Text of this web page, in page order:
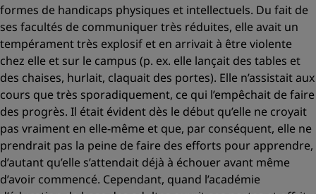
formes de handicaps physiques et intellectuels. Du fait de
ses facultés de communiquer très réduites, elle avait un
tempérament très explosif et en arrivait à être violente
chez elle et sur le campus (p. ex. elle lançait des tables et
des chaises, hurlait, claquait des portes). Elle n’assistait aux
cours que très sporadiquement, ce qui l’empêchait de faire
des progrès. Il était évident dès le début qu’elle ne croyait
pas vraiment en elle-même et que, par conséquent, elle ne
prendrait pas la peine de faire des efforts pour apprendre,
d’autant qu’elle s’attendait déjà à échouer avant même
d’avoir commencé. Cependant, quand l’académie